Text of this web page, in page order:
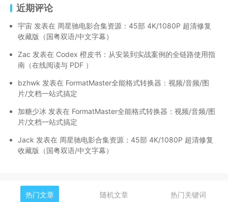
近期评论
宇宙 发表在 周星驰电影合集资源：45部 4K/1080P 超清修复
收藏版（国粤双语/中文字幕）
Zac 发表在 Codex 橙皮书：从安装到实战案例的全链路使用指
南（在线阅读与 PDF ）
bzhwk 发表在 FormatMaster全能格式转换器：视频/音频/图
片/文档一站式搞定
加糖少冰 发表在 FormatMaster全能格式转换器：视频/音频/图
片/文档一站式搞定
Jack 发表在 周星驰电影合集资源：45部 4K/1080P 超清修复
收藏版（国粤双语/中文字幕）
热门文章 随机文章 热门关键词